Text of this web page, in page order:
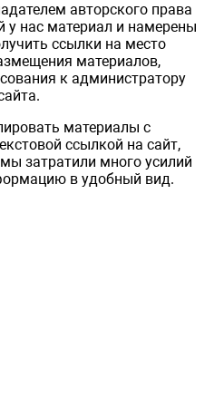
авторского права
нас материал и намерены
ссылки на место
материалов,
к администратору
материалы с
ссылкой на сайт,
затратили много усилий
в удобный вид.